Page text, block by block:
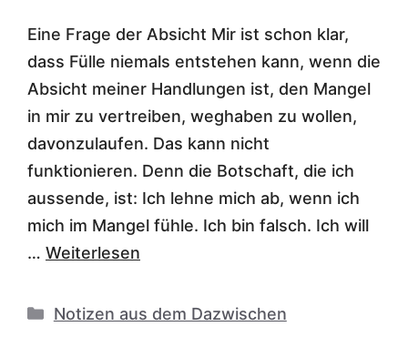
Eine Frage der Absicht Mir ist schon klar,
dass Fülle niemals entstehen kann, wenn die
Absicht meiner Handlungen ist, den Mangel
in mir zu vertreiben, weghaben zu wollen,
davonzulaufen. Das kann nicht
funktionieren. Denn die Botschaft, die ich
aussende, ist: Ich lehne mich ab, wenn ich
mich im Mangel fühle. Ich bin falsch. Ich will
… Weiterlesen
Kategorien
Notizen aus dem Dazwischen